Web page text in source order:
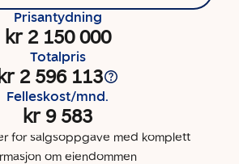
Prisantydning
kr 2 150 000
Totalpris
kr 2 596 113
Felleskost/mnd.
kr 9 583
for salgsoppgave med komplett
om eiendommen